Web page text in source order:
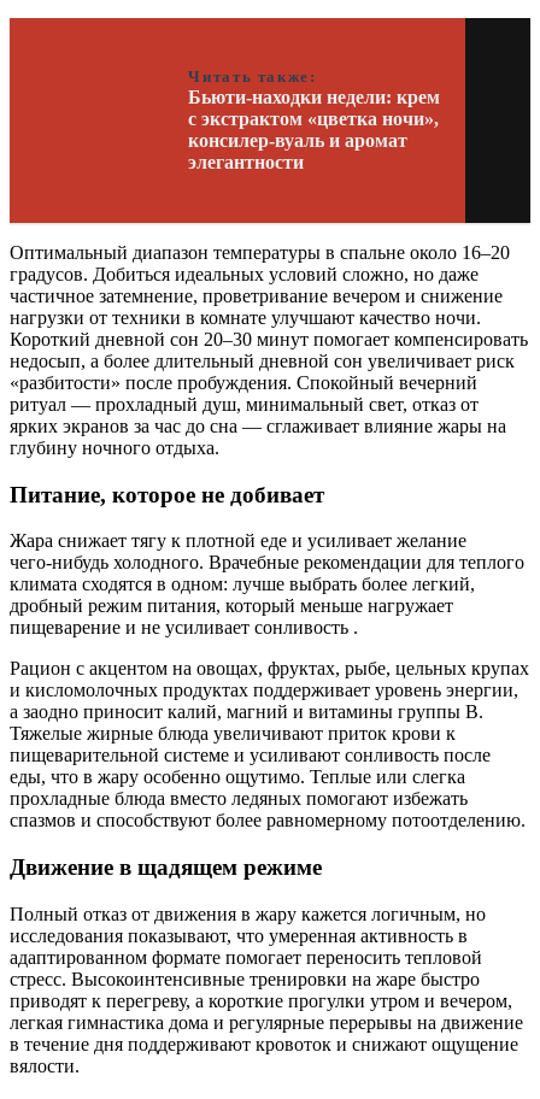
Читать также:
Бьюти-находки недели: крем
с экстрактом «цветка ночи»,
консилер-вуаль и аромат
элегантности
Оптимальный диапазон температуры в спальне около 16–20
градусов. Добиться идеальных условий сложно, но даже
частичное затемнение, проветривание вечером и снижение
нагрузки от техники в комнате улучшают качество ночи.
Короткий дневной сон 20–30 минут помогает компенсировать
недосып, а более длительный дневной сон увеличивает риск
«разбитости» после пробуждения. Спокойный вечерний
ритуал — прохладный душ, минимальный свет, отказ от
ярких экранов за час до сна — сглаживает влияние жары на
глубину ночного отдыха.
Питание, которое не добивает
Жара снижает тягу к плотной еде и усиливает желание
чего‑нибудь холодного. Врачебные рекомендации для теплого
климата сходятся в одном: лучше выбрать более легкий,
дробный режим питания, который меньше нагружает
пищеварение и не усиливает сонливость .
Рацион с акцентом на овощах, фруктах, рыбе, цельных крупах
и кисломолочных продуктах поддерживает уровень энергии,
а заодно приносит калий, магний и витамины группы B.
Тяжелые жирные блюда увеличивают приток крови к
пищеварительной системе и усиливают сонливость после
еды, что в жару особенно ощутимо. Теплые или слегка
прохладные блюда вместо ледяных помогают избежать
спазмов и способствуют более равномерному потоотделению.
Движение в щадящем режиме
Полный отказ от движения в жару кажется логичным, но
исследования показывают, что умеренная активность в
адаптированном формате помогает переносить тепловой
стресс. Высокоинтенсивные тренировки на жаре быстро
приводят к перегреву, а короткие прогулки утром и вечером,
легкая гимнастика дома и регулярные перерывы на движение
в течение дня поддерживают кровоток и снижают ощущение
вялости.